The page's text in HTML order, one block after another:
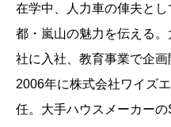
在学中、人力車の俥夫と
都・嵐山の魅力を伝える
社に入社、教育事業で企画
2006年に株式会社ワイズ
任。大手ハウスメーカー